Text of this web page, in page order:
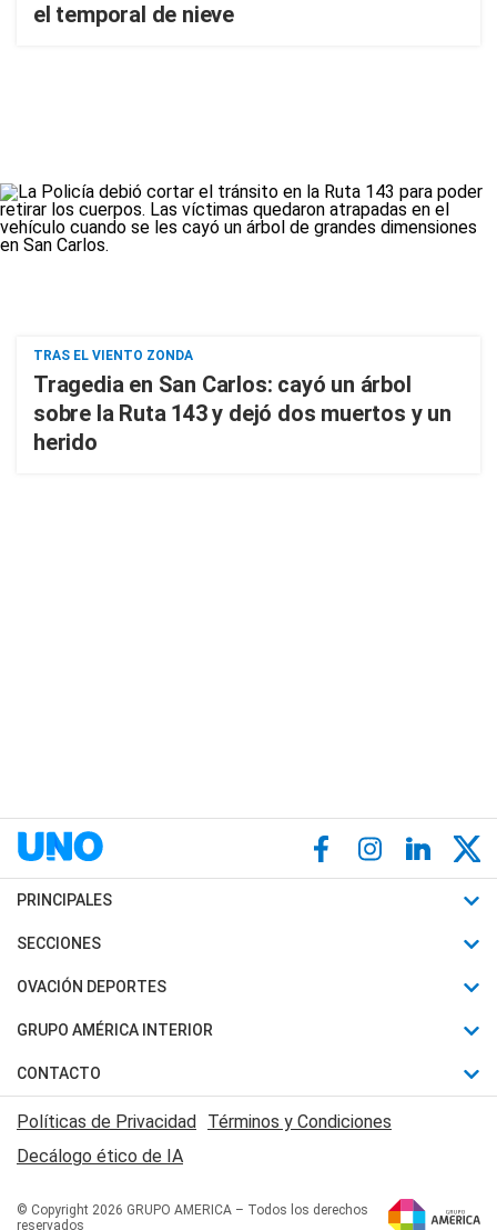
el temporal de nieve
TRAS EL VIENTO ZONDA
Tragedia en San Carlos: cayó un árbol
sobre la Ruta 143 y dejó dos muertos y un
herido
PRINCIPALES
Últimas Noticias
Política
Judiciales
Economia
SECCIONES
Horóscopo
Motores
Trucos caseros
Series y Películas
Edictos y Solicitadas
OVACIÓN DEPORTES
Fútbol
Mundial
Automovilismo
Rugby
Básquet
GRUPO AMÉRICA INTERIOR
Canal 7 en Vivo
San Juan 8
CONTACTO
Acerca de Nosotros
Contactanos
Políticas de Privacidad Términos y Condiciones
Decálogo ético de IA
© Copyright 2026 GRUPO AMERICA – Todos los derechos
reservados